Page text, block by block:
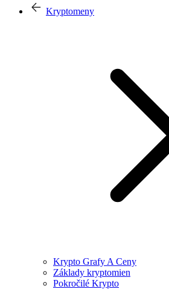
Kryptomeny
Krypto Grafy A Ceny
Základy kryptomien
Pokročilé Krypto